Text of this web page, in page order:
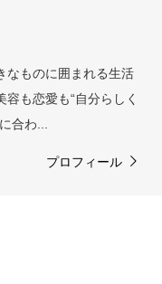
なものに囲まれる生活
も恋愛も“自分らしく
合わ...
プロフィール